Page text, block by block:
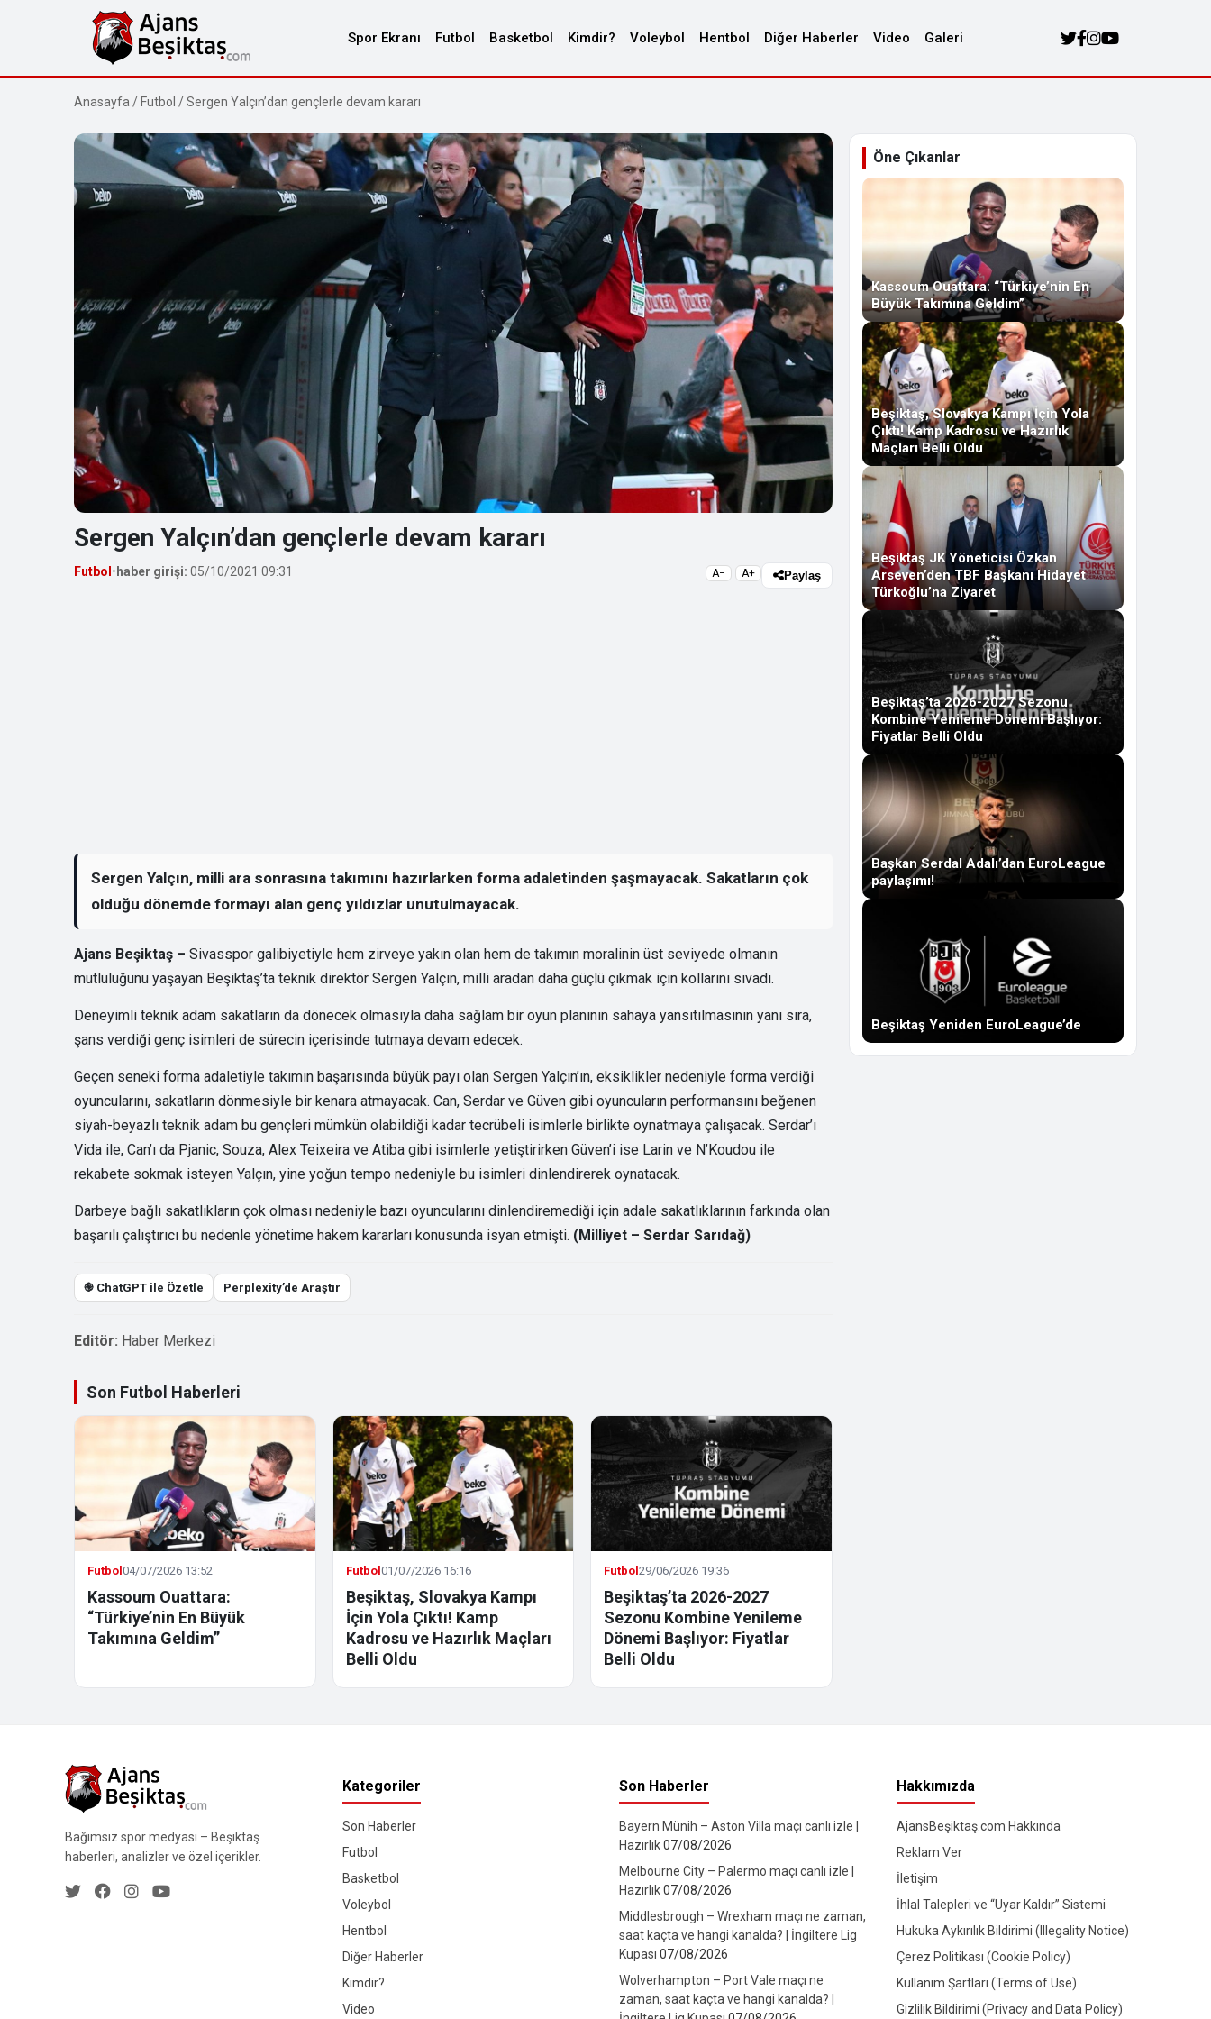
Spor Ekranı Futbol Basketbol Kimdir? Voleybol Hentbol Diğer Haberler Video Galeri
Anasayfa / Futbol /Sergen Yalçın’dan gençlerle devam kararı
Sergen Yalçın’dan gençlerle devam kararı
Futbol • haber girişi: 05/10/2021 09:31 A− A+ Paylaş
Sergen Yalçın, milli ara sonrasına takımını hazırlarken forma adaletinden şaşmayacak. Sakatların çok
olduğu dönemde formayı alan genç yıldızlar unutulmayacak.
Ajans Beşiktaş – Sivasspor galibiyetiyle hem zirveye yakın olan hem de takımın moralinin üst seviyede olmanın
mutluluğunu yaşayan Beşiktaş’ta teknik direktör Sergen Yalçın, milli aradan daha güçlü çıkmak için kollarını sıvadı.
Deneyimli teknik adam sakatların da dönecek olmasıyla daha sağlam bir oyun planının sahaya yansıtılmasının yanı sıra,
şans verdiği genç isimleri de sürecin içerisinde tutmaya devam edecek.
Geçen seneki forma adaletiyle takımın başarısında büyük payı olan Sergen Yalçın’ın, eksiklikler nedeniyle forma verdiği
oyuncularını, sakatların dönmesiyle bir kenara atmayacak. Can, Serdar ve Güven gibi oyuncuların performansını beğenen
siyah-beyazlı teknik adam bu gençleri mümkün olabildiği kadar tecrübeli isimlerle birlikte oynatmaya çalışacak. Serdar’ı
Vida ile, Can’ı da Pjanic, Souza, Alex Teixeira ve Atiba gibi isimlerle yetiştirirken Güven’i ise Larin ve N’Koudou ile
rekabete sokmak isteyen Yalçın, yine yoğun tempo nedeniyle bu isimleri dinlendirerek oynatacak.
Darbeye bağlı sakatlıkların çok olması nedeniyle bazı oyuncularını dinlendiremediği için adale sakatlıklarının farkında olan
başarılı çalıştırıcı bu nedenle yönetime hakem kararları konusunda isyan etmişti. (Milliyet – Serdar Sarıdağ)
֎ ChatGPT ile Özetle Perplexity’de Araştır
Editör: Haber Merkezi
Son Futbol Haberleri
Futbol 04/07/2026 13:52
Kassoum Ouattara:
“Türkiye’nin En Büyük
Takımına Geldim”
Futbol 01/07/2026 16:16
Beşiktaş, Slovakya Kampı
İçin Yola Çıktı! Kamp
Kadrosu ve Hazırlık Maçları
Belli Oldu
Futbol29/06/2026 19:36
Beşiktaş’ta 2026-2027
Sezonu Kombine Yenileme
Dönemi Başlıyor: Fiyatlar
Belli Oldu
Öne Çıkanlar
Kassoum Ouattara: “Türkiye’nin En
Büyük Takımına Geldim”
Beşiktaş, Slovakya Kampı İçin Yola
Çıktı! Kamp Kadrosu ve Hazırlık
Maçları Belli Oldu
Beşiktaş JK Yöneticisi Özkan
Arseven’den TBF Başkanı Hidayet
Türkoğlu’na Ziyaret
Beşiktaş’ta 2026-2027 Sezonu
Kombine Yenileme Dönemi Başlıyor:
Fiyatlar Belli Oldu
Başkan Serdal Adalı’dan EuroLeague
paylaşımı!
Beşiktaş Yeniden EuroLeague’de
Bağımsız spor medyası – Beşiktaş
haberleri, analizler ve özel içerikler.
Kategoriler
Son Haberler
Futbol
Basketbol
Voleybol
Hentbol
Diğer Haberler
Kimdir?
Video
Son Haberler
Bayern Münih – Aston Villa maçı canlı izle |
Hazırlık07/08/2026
Melbourne City – Palermo maçı canlı izle |
Hazırlık07/08/2026
Middlesbrough – Wrexham maçı ne zaman,
saat kaçta ve hangi kanalda? | İngiltere Lig
Kupası 07/08/2026
Wolverhampton – Port Vale maçı ne
zaman, saat kaçta ve hangi kanalda? |
Hakkımızda
AjansBeşiktaş.com Hakkında
Reklam Ver
İletişim
İhlal Talepleri ve “Uyar Kaldır” Sistemi
Hukuka Aykırılık Bildirimi (Illegality Notice)
Çerez Politikası (Cookie Policy)
Kullanım Şartları (Terms of Use)
Gizlilik Bildirimi (Privacy and Data Policy)